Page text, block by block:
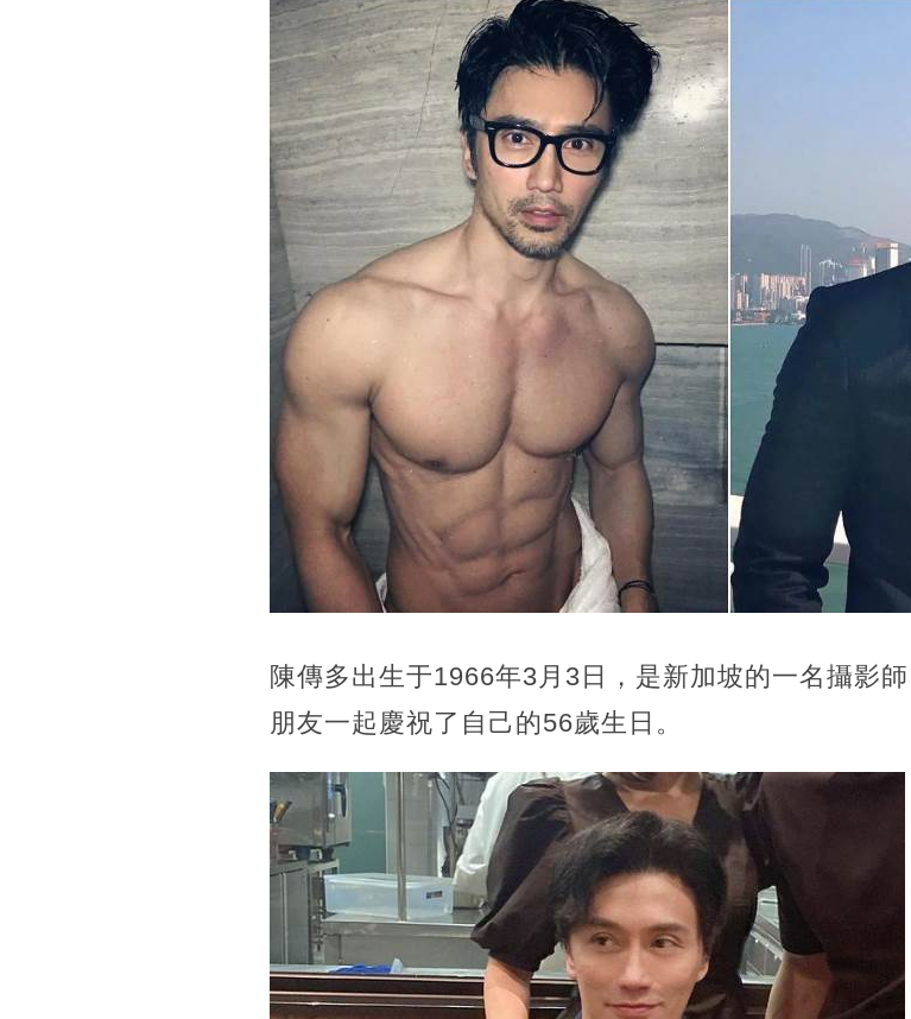
陳傳多出生于1966年3月3日，是新加坡的一名攝影
朋友一起慶祝了自己的56歲生日。